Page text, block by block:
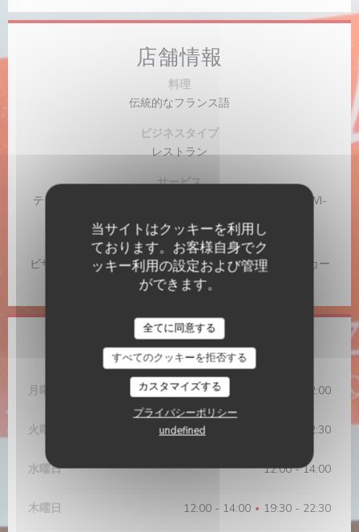
当サイトはクッキーを利用し
ております。お客様自身でク
ッキー利用の設定および管理
ができます。
全てに同意する
すべてのクッキーを拒否する
カスタマイズする
プライバシーポリシー
undefined
店舗情報
料理
伝統的なフランス語
ビジネスタイプ
レストラン
サービス
テラス, テーマナイト, 貸し切り, 駐車場, イベント企画, WI-
ご利用可能なお支払い方法
ビザ, チケ・レストラン (食券) , ユーロカード /マスターカー
ド, 現金, チェック, カルトブルー
営業時間
月曜日 12:00 - 14:00 19:30 - 22:00
火曜日 12:00 - 14:00 19:30 - 22:30
水曜日 12:00 - 14:00
木曜日 12:00 - 14:00 • 19:30 - 22:30
Chez Ernest